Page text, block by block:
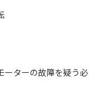
ーターの故障を疑う必